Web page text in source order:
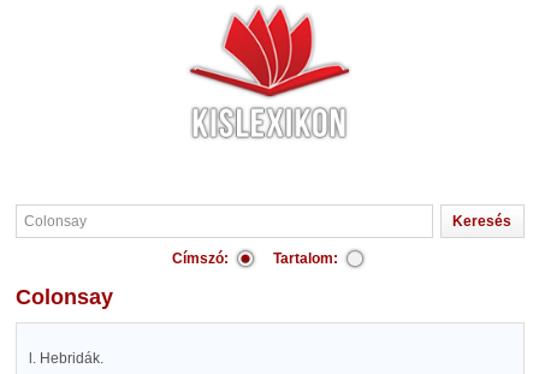
Címszó: Tartalom:
Colonsay
l. Hebridák.